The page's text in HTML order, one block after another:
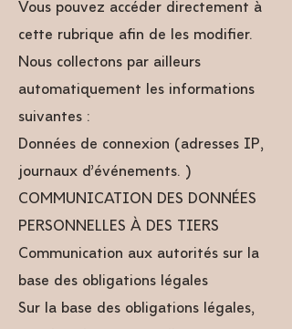
Vous pouvez accéder directement à
cette rubrique afin de les modifier.
Nous collectons par ailleurs
automatiquement les informations
suivantes :
Données de connexion (adresses IP,
journaux d’événements…)
COMMUNICATION DES DONNÉES
PERSONNELLES À DES TIERS
Communication aux autorités sur la
base des obligations légales
Sur la base des obligations légales,